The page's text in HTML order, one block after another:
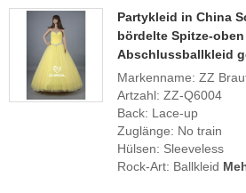
Partykleid in China
bördelte Spitze-
Abschlussballkleid
Markenname: ZZ
Artzahl: ZZ-Q6004
Back: Lace-up
Zuglänge: No train
Hülsen: Sleeveless
Rock-Art: Ballkleid